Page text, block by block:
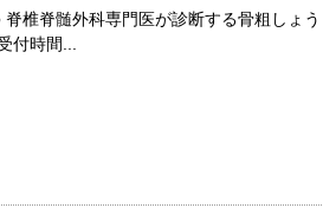
椎脊髄外科専門医が診断する骨粗しょう
付時間...